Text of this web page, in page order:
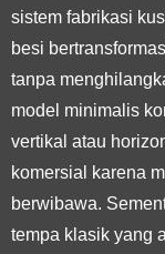
sistem fabrikasi
besi
tanpa
model minimalis
vertikal atau
komersial karena
berwibawa.
tempa klasik yang